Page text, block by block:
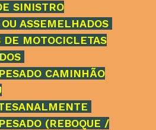
SINISTRO
ASSEMELHADOS
DE MOTOCICLETAS
CAMINHÃO
(REBOQUE /